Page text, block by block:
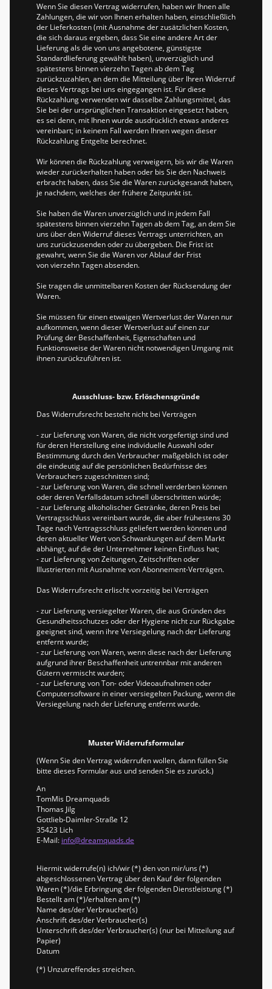
Wenn Sie diesen Vertrag widerrufen, haben wir Ihnen alle
Zahlungen, die wir von Ihnen erhalten haben, einschließlich
der Lieferkosten (mit Ausnahme der zusätzlichen Kosten,
die sich daraus ergeben, dass Sie eine andere Art der
Lieferung als die von uns angebotene, günstigste
Standardlieferung gewählt haben), unverzüglich und
spätestens binnen vierzehn Tagen ab dem Tag
zurückzuzahlen, an dem die Mitteilung über Ihren Widerruf
dieses Vertrags bei uns eingegangen ist. Für diese
Rückzahlung verwenden wir dasselbe Zahlungsmittel, das
Sie bei der ursprünglichen Transaktion eingesetzt haben,
es sei denn, mit Ihnen wurde ausdrücklich etwas anderes
vereinbart; in keinem Fall werden Ihnen wegen dieser
Rückzahlung Entgelte berechnet.
Wir können die Rückzahlung verweigern, bis wir die Waren
wieder zurückerhalten haben oder bis Sie den Nachweis
erbracht haben, dass Sie die Waren zurückgesandt haben,
je nachdem, welches der frühere Zeitpunkt ist.
Sie haben die Waren unverzüglich und in jedem Fall
spätestens binnen vierzehn Tagen ab dem Tag, an dem Sie
uns über den Widerruf dieses Vertrags unterrichten, an
uns zurückzusenden oder zu übergeben. Die Frist ist
gewahrt, wenn Sie die Waren vor Ablauf der Frist
von vierzehn Tagen absenden.
Sie tragen die unmittelbaren Kosten der Rücksendung der
Waren.
Sie müssen für einen etwaigen Wertverlust der Waren nur
aufkommen, wenn dieser Wertverlust auf einen zur
Prüfung der Beschaffenheit, Eigenschaften und
Funktionsweise der Waren nicht notwendigen Umgang mit
ihnen zurückzuführen ist.
Ausschluss- bzw. Erlöschensgründe
Das Widerrufsrecht besteht nicht bei Verträgen
- zur Lieferung von Waren, die nicht vorgefertigt sind und
für deren Herstellung eine individuelle Auswahl oder
Bestimmung durch den Verbraucher maßgeblich ist oder
die eindeutig auf die persönlichen Bedürfnisse des
Verbrauchers zugeschnitten sind;
- zur Lieferung von Waren, die schnell verderben können
oder deren Verfallsdatum schnell überschritten würde;
- zur Lieferung alkoholischer Getränke, deren Preis bei
Vertragsschluss vereinbart wurde, die aber frühestens 30
Tage nach Vertragsschluss geliefert werden können und
deren aktueller Wert von Schwankungen auf dem Markt
abhängt, auf die der Unternehmer keinen Einfluss hat;
- zur Lieferung von Zeitungen, Zeitschriften oder
Illustrierten mit Ausnahme von Abonnement-Verträgen.
Das Widerrufsrecht erlischt vorzeitig bei Verträgen
- zur Lieferung versiegelter Waren, die aus Gründen des
Gesundheitsschutzes oder der Hygiene nicht zur Rückgabe
geeignet sind, wenn ihre Versiegelung nach der Lieferung
entfernt wurde;
- zur Lieferung von Waren, wenn diese nach der Lieferung
aufgrund ihrer Beschaffenheit untrennbar mit anderen
Gütern vermischt wurden;
- zur Lieferung von Ton- oder Videoaufnahmen oder
Computersoftware in einer versiegelten Packung, wenn die
Versiegelung nach der Lieferung entfernt wurde.
Muster Widerrufsformular
(Wenn Sie den Vertrag widerrufen wollen, dann füllen Sie
bitte dieses Formular aus und senden Sie es zurück.)
An
TomMis Dreamquads
Thomas Jilg
Gottlieb-Daimler-Straße 12
35423 Lich
E-Mail: info@dreamquads.de
Hiermit widerrufe(n) ich/wir (*) den von mir/uns (*)
abgeschlossenen Vertrag über den Kauf der folgenden
Waren (*)/die Erbringung der folgenden Dienstleistung (*)
Bestellt am (*)/erhalten am (*)
Name des/der Verbraucher(s)
Anschrift des/der Verbraucher(s)
Unterschrift des/der Verbraucher(s) (nur bei Mitteilung auf
Papier)
Datum
(*) Unzutreffendes streichen.